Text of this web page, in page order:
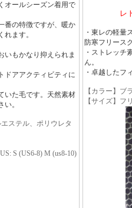
オールシーズン着用で
番の特徴ですが、暖か
ます。
いもかなり抑えられま
ドアアクティビティに
いた毛です。天然素材
。
ステル、ポリウレタ
S (US6-8) M (us8-10)
レ
・東レの軽量
防寒フリース
・ストレッチ
ん。
・卓越したフ
【カラー】ブ
【サイズ】フ